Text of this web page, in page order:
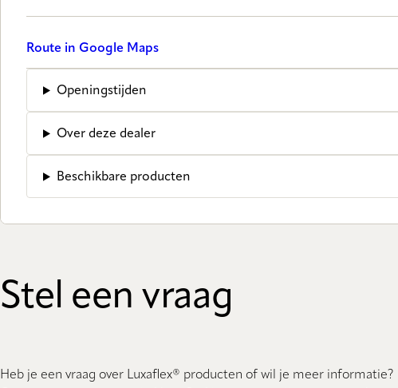
Route in Google Maps
Openingstijden
Over deze dealer
Beschikbare producten
Stel een vraag
Heb je een vraag over Luxaflex® producten of wil je meer informatie?